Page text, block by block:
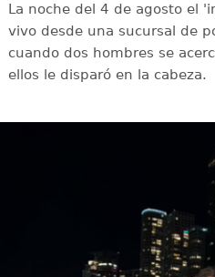
La noche del 4 de agosto el
vivo desde una sucursal de
cuando dos hombres se
ellos le disparó en la cabeza.